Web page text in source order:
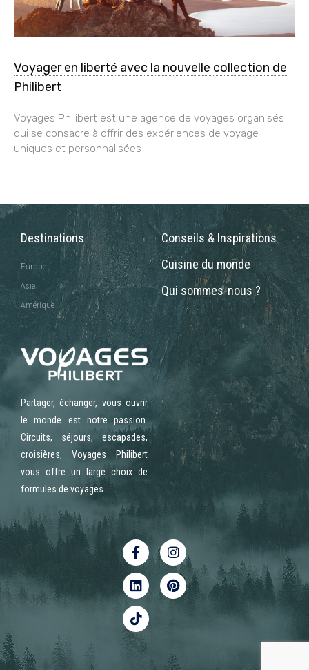
Voyager en liberté avec la nouvelle collection de
Philibert
Voyages Philibert est une agence de voyages organisés
qui se consacre à offrir des expériences de voyage
uniques et personnalisées
Destinations
Europe
Asie
Amérique
Conseils & Inspirations
Cuisine du monde
Qui sommes-nous ?
Partager, échanger, vous ouvrir
le monde est notre passion.
Circuits, séjours, escapades,
croisières, Voyages Philibert
vous offre un large choix de
formules de voyages.